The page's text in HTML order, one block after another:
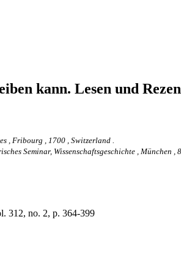
kann. Lesen und
, Fribourg , 1700 , Switzerland .
Seminar, Wissenschaftsgeschichte , München ,
312, no. 2, p. 364-399